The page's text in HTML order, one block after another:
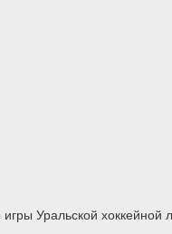
Уральской хоккейной